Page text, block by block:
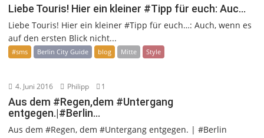
Liebe Touris! Hier ein kleiner #Tipp für euch: Auc…
Liebe Touris! Hier ein kleiner #Tipp für euch…: Auch, wenn es
auf den ersten Blick nicht...
#sms Berlin City Guide blog Mitte Style
4. Juni 2016 Philipp 1
Aus dem #Regen,dem #Untergang
entgegen.|#Berlin…
Aus dem #Regen, dem #Untergang entgegen. | #Berlin